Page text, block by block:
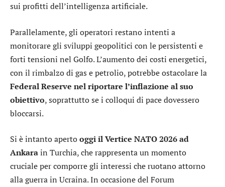
sui profitti dell’intelligenza artificiale.
Parallelamente, gli operatori restano intenti a
monitorare gli sviluppi geopolitici con le persistenti e
forti tensioni nel Golfo. L’aumento dei costi energetici,
con il rimbalzo di gas e petrolio, potrebbe ostacolare la
Federal Reserve nel riportare l’inflazione al suo
obiettivo, soprattutto se i colloqui di pace dovessero
bloccarsi.
Si è intanto apertooggi il Vertice NATO 2026 ad
Ankarain Turchia, che rappresenta un momento
cruciale per comporre gli interessi che ruotano attorno
alla guerra in Ucraina. In occasione del Forum